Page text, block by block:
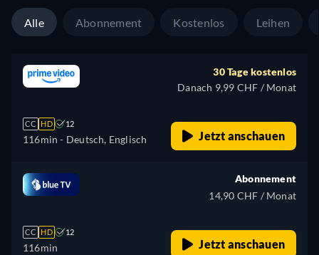
Alle Abonnement Kostenlos Leihen
CC HD 12
116min - Deutsch, Englisch
30 Tage kostenlos
Danach 9,99 CHF / Monat
Jetzt anschauen
CC HD 12
116min
Abonnement
14,90 CHF / Monat
Jetzt anschauen